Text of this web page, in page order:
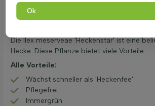
Ilex meserveae 'Heckenstar':
Die Ilex meserveae 'Heckenstar' ist eine
Hecke. Diese Pflanze bietet viele Vorteile:
Alle Vorteile:
Wächst schneller als 'Heckenfee'
Pflegefrei
Immergrün
Ok